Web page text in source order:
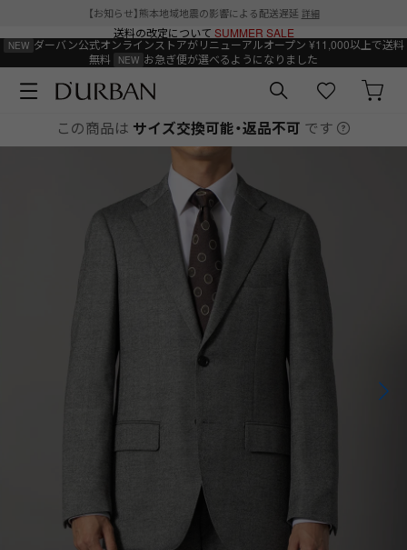
【お知らせ】熊本地域地震の影響による配送遅延 詳細
送料の改定について SUMMER SALE
ダーバン公式オンラインストアがリニューアルオープン ¥11,000以上で送料
無料
お急ぎ便が選べるようになりました
この商品は サイズ交換可能・返品不可 です